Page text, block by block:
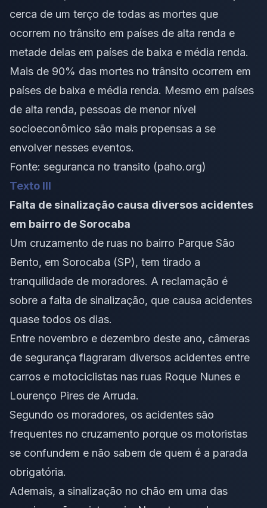
cerca de um terço de todas as mortes que
ocorrem no trânsito em países de alta renda e
metade delas em países de baixa e média renda.
Mais de 90% das mortes no trânsito ocorrem em
países de baixa e média renda. Mesmo em países
de alta renda, pessoas de menor nível
socioeconômico são mais propensas a se
envolver nesses eventos.
Fonte: seguranca no transito (paho.org)
Texto III
Falta de sinalização causa diversos acidentes
em bairro de Sorocaba
Um cruzamento de ruas no bairro Parque São
Bento, em Sorocaba (SP), tem tirado a
tranquilidade de moradores. A reclamação é
sobre a falta de sinalização, que causa acidentes
quase todos os dias.
Entre novembro e dezembro deste ano, câmeras
de segurança flagraram diversos acidentes entre
carros e motociclistas nas ruas Roque Nunes e
Lourenço Pires de Arruda.
Segundo os moradores, os acidentes são
frequentes no cruzamento porque os motoristas
se confundem e não sabem de quem é a parada
obrigatória.
Ademais, a sinalização no chão em uma das